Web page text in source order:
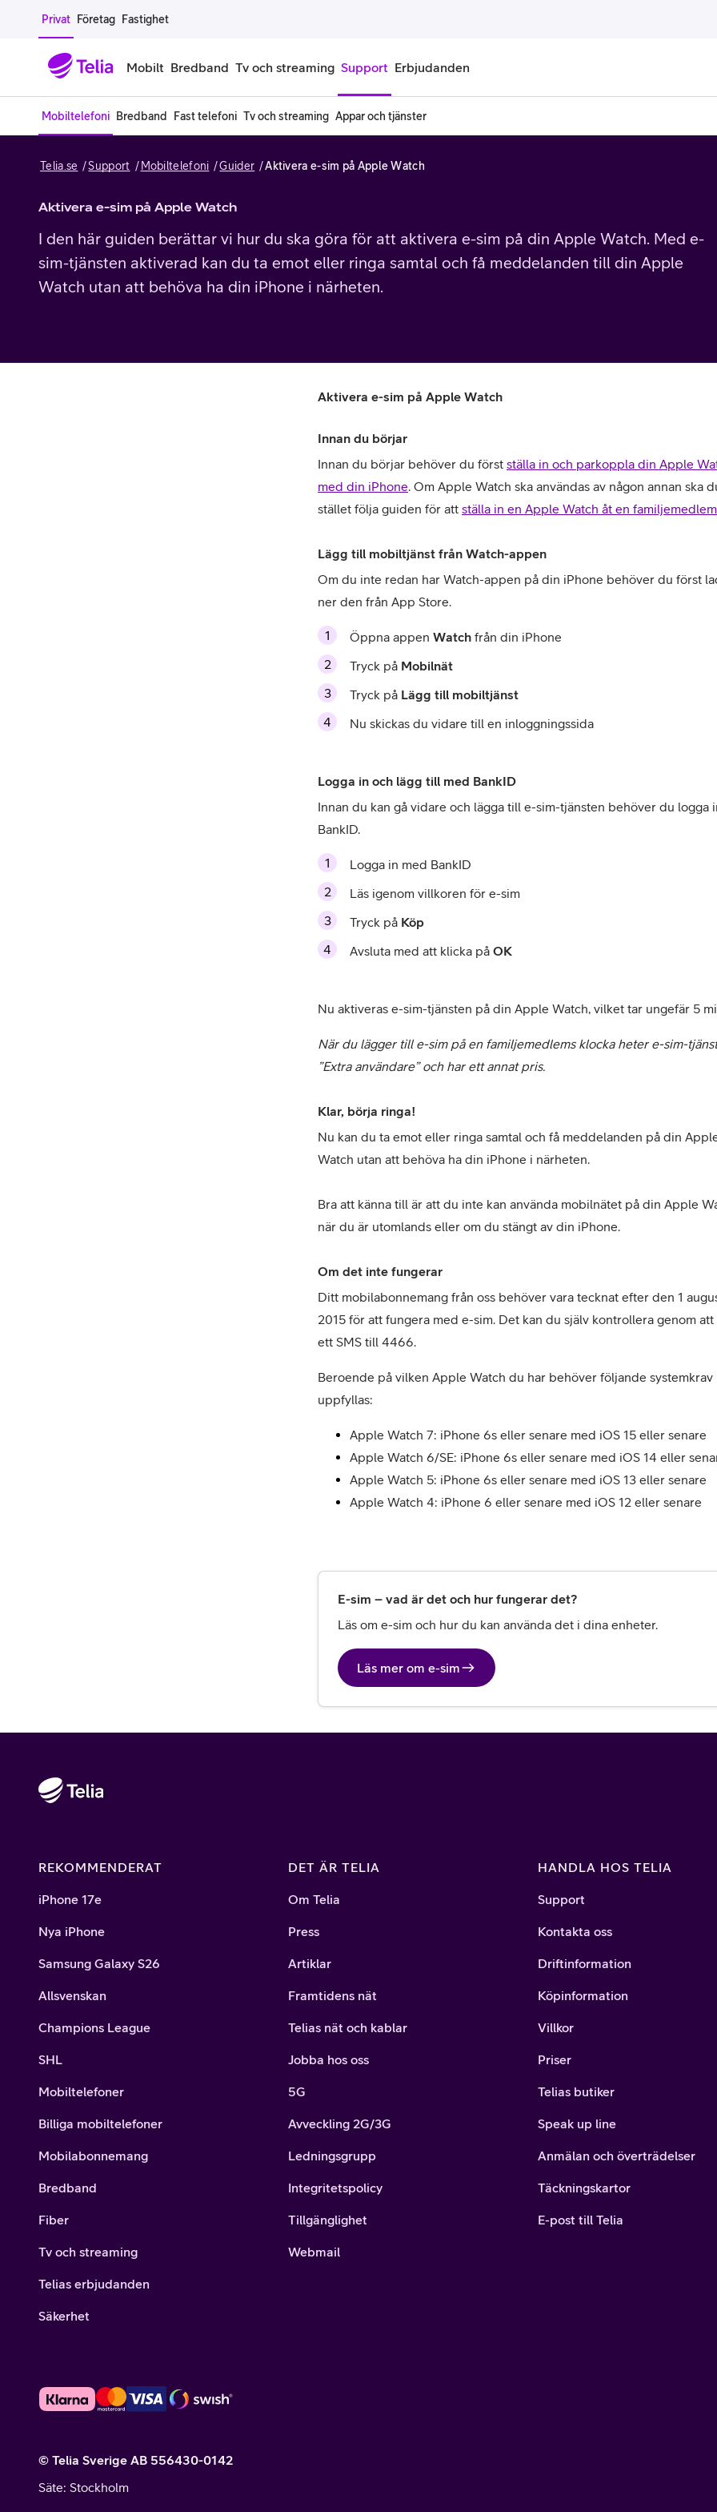
Gå till sidans innehåll
Privat Företag Fastighet
Mobilt
iPhone
Samsung Galaxy
Google Pixel
Alla mobiltelefoner
Billiga mobiltelefoner
Alla mobilabonnemang
Extra användare
Mobilabonnemang för pensionär
Laddningscheck
4G/5G Surfplattor
Wifi Surfplattor
Tillbehör
Bredband Tv och streaming Support Erbjudanden
Mobiltelefoni Bredband Fast telefoni Tv och streaming Appar och tjänster
Telia.se Support Mobiltelefoni Guider Aktivera e-sim på Apple Watch
Aktivera e-sim på Apple Watch
I den här guiden berättar vi hur du ska göra för att aktivera e-sim på din Apple Watch. Med e-
sim-tjänsten aktiverad kan du ta emot eller ringa samtal och få meddelanden till din Apple
Watch utan att behöva ha din iPhone i närheten.
Aktivera e-sim på Apple Watch
Innan du börjar
Innan du börjar behöver du först ställa in och parkoppla din Apple
med din iPhone. Om Apple Watch ska användas av någon annan ska
stället följa guiden för att ställa in en Apple Watch åt en familjemedlem
Lägg till mobiltjänst från Watch-appen
Om du inte redan har Watch-appen på din iPhone behöver du först
ner den från App Store.
Öppna appen Watch från din iPhone
Tryck på Mobilnät
Tryck på Lägg till mobiltjänst
Nu skickas du vidare till en inloggningssida
Logga in och lägg till med BankID
Innan du kan gå vidare och lägga till e-sim-tjänsten behöver du logga
BankID.
Logga in med BankID
Läs igenom villkoren för e-sim
Tryck på Köp
Avsluta med att klicka på OK
Nu aktiveras e-sim-tjänsten på din Apple Watch, vilket tar ungefär 5
När du lägger till e-sim på en familjemedlems klocka heter e-sim-
”Extra användare” och har ett annat pris.
Klar, börja ringa!
Nu kan du ta emot eller ringa samtal och få meddelanden på din
Watch utan att behöva ha din iPhone i närheten.
Bra att känna till är att du inte kan använda mobilnätet på din Apple
när du är utomlands eller om du stängt av din iPhone.
Om det inte fungerar
Ditt mobilabonnemang från oss behöver vara tecknat efter den 1
2015 för att fungera med e-sim. Det kan du själv kontrollera genom att
ett SMS till 4466.
Beroende på vilken Apple Watch du har behöver följande systemkrav
uppfyllas:
Apple Watch 7: iPhone 6s eller senare med iOS 15 eller senare
Apple Watch 6/SE: iPhone 6s eller senare med iOS 14 eller
Apple Watch 5: iPhone 6s eller senare med iOS 13 eller senare
Apple Watch 4: iPhone 6 eller senare med iOS 12 eller senare
E-sim – vad är det och hur fungerar det?
Läs om e-sim och hur du kan använda det i dina enheter.
Läs mer om e-sim
REKOMMENDERAT
iPhone 17e
Nya iPhone
Samsung Galaxy S26
Allsvenskan
Champions League
SHL
Mobiltelefoner
Billiga mobiltelefoner
Mobilabonnemang
Bredband
Fiber
Tv och streaming
Telias erbjudanden
Säkerhet
DET ÄR TELIA
Om Telia
Press
Artiklar
Framtidens nät
Telias nät och kablar
Jobba hos oss
5G
Avveckling 2G/3G
Ledningsgrupp
Integritetspolicy
Tillgänglighet
Webmail
HANDLA HOS TELIA
Support
Kontakta oss
Driftinformation
Köpinformation
Villkor
Priser
Telias butiker
Speak up line
Anmälan och överträdelser
Täckningskartor
E-post till Telia
© Telia Sverige AB 556430-0142
Säte: Stockholm